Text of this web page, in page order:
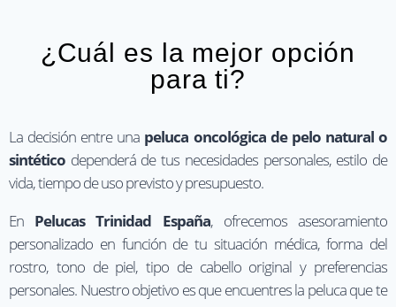
¿Cuál es la mejor opción
para ti?
La decisión entre una peluca oncológica de pelo natural o
sintético dependerá de tus necesidades personales, estilo de
vida, tiempo de uso previsto y presupuesto.
En Pelucas Trinidad España, ofrecemos asesoramiento
personalizado en función de tu situación médica, forma del
rostro, tono de piel, tipo de cabello original y preferencias
personales. Nuestro objetivo es que encuentres la peluca que te